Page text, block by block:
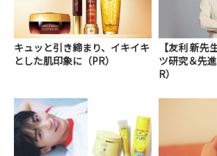
キュッと引き締まり、イキイキ
とした肌印象に（PR）
【友利 新先
ツ研究＆先
R）